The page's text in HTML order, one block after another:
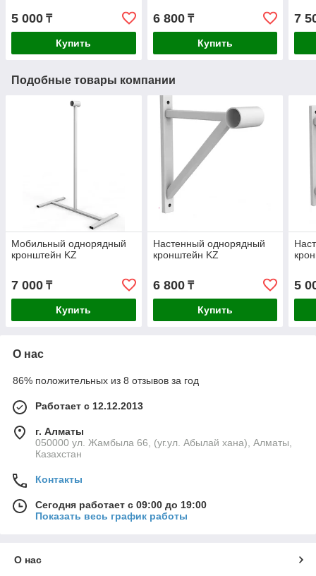
5 000 ₸
Купить
6 800₸
Купить
7
Подобные товары компании
Мобильный однорядный
кронштейн KZ
7 000 ₸
Купить
Настенный однорядный
кронштейн KZ
6 800₸
Купить
5
О нас
86% положительных из 8 отзывов за год
Работает с 12.12.2013
г. Алматы
050000 ул. Жамбыла 66, (уг.ул. Абылай хана), Алматы,
Казахстан
Контакты
Сегодня работает с 09:00 до 19:00
Показать весь график работы
О нас